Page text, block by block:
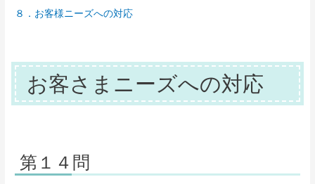
８．お客様ニーズへの対応
お客さまニーズへの対応
第１４問